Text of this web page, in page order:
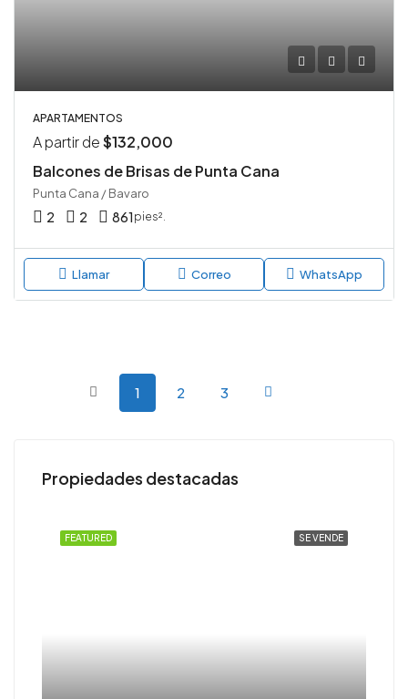
APARTAMENTOS
A partir de$132,000
Balcones de Brisas de Punta Cana
Punta Cana / Bavaro
2 2 861 pies².
Llamar Correo WhatsApp
1 2 3
Propiedades destacadas
SE VENDE
FEATURED